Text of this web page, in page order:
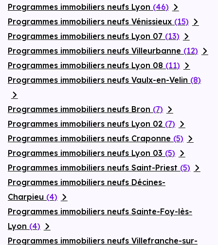
Programmes immobiliers neufs Lyon (46)
Programmes immobiliers neufs Vénissieux (15)
Programmes immobiliers neufs Lyon 07 (13)
Programmes immobiliers neufs Villeurbanne (12)
Programmes immobiliers neufs Lyon 08 (11)
Programmes immobiliers neufs Vaulx-en-Velin (8)
Programmes immobiliers neufs Bron (7)
Programmes immobiliers neufs Lyon 02 (7)
Programmes immobiliers neufs Craponne (5)
Programmes immobiliers neufs Lyon 03 (5)
Programmes immobiliers neufs Saint-Priest (5)
Programmes immobiliers neufs Décines-
Charpieu (4)
Programmes immobiliers neufs Sainte-Foy-lès-
Lyon (4)
Programmes immobiliers neufs Villefranche-sur-